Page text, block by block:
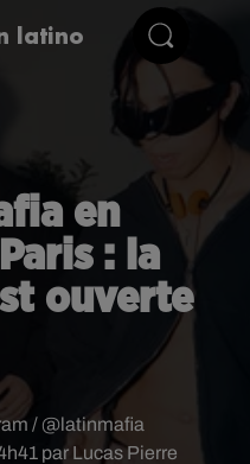
latino
en
: la
ouverte
par Lucas Pierre
/ @latinmafia